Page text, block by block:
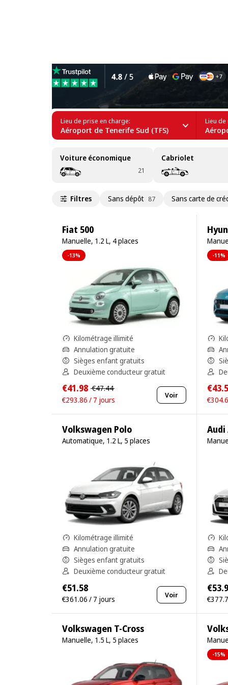
Lieu de prise en charge:
Aéroport de Tenerife Sud (TFS)
Lieu
Voiture économique
21
Cabriolet
Filtres Sans dépôt 87 Sans carte de
Fiat 500
Manuelle, 1.2 L, 4 places
-13%
Kilométrage illimité
Annulation gratuite
Sièges enfant gratuits
Deuxième conducteur gratuit
€41.98 €47.44
€293.86 / 7 jours
Voir
-11%
Volkswagen Polo
Automatique, 1.2 L, 5 places
Kilométrage illimité
Annulation gratuite
Sièges enfant gratuits
Deuxième conducteur gratuit
€51.58
€361.06 / 7 jours Voir
Audi
Volkswagen T-Cross
Manuelle, 1.5 L, 5 places
-15%